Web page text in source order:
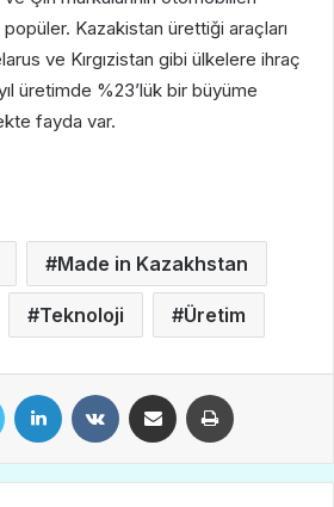
Kazakistan ürettiği araçları
ve Kırgızistan gibi ülkelere ihraç
üretimde %23’lük bir büyüme
fayda var.
Made in Kazakhstan
Teknoloji Üretim